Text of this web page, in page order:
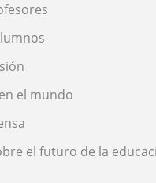
el mundo
el futuro de la